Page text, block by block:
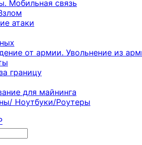
Мобильная связь
атаки
от армии. Увольнение из
границу
для майнинга
Ноутбуки/Роутеры